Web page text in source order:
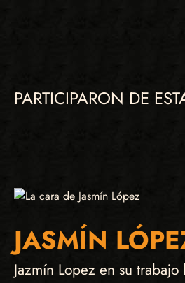
PARTICIPARON DE
JASMÍN
Jazmín Lopez en su